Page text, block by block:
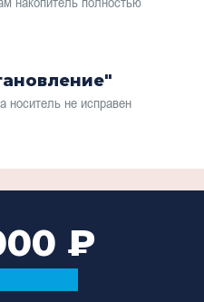
носитель не исправен